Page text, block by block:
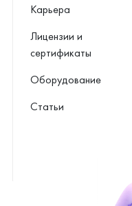
Карьера
Лицензии и
сертификаты
Оборудование
Статьи